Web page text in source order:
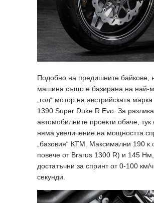
Подобно на предишните байкове,
машина също е базирана на най-
„гол“ мотор на австрийската
1390 Super Duke R Evo. За
автомобилните проекти обаче, тук
няма увеличение на мощността
„базовия“ КТМ. Максимални 190
повече от Brarus 1300 R) и 145 Нм,
достатъчни за спринт от 0-100 км/
секунди.